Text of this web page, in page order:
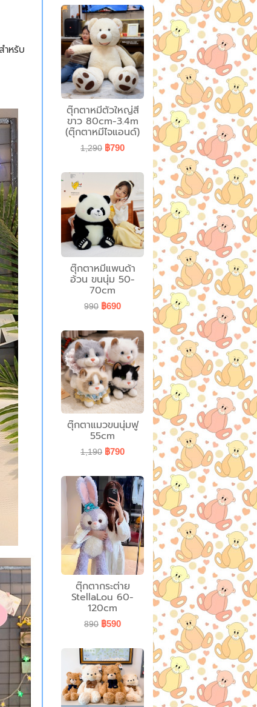
หรับ
ตุ๊กตาหมีตัวใหญ่สี
ขาว 80cm-3.4m
(ตุ๊กตาหมีไจแอนด์)
1,290 ฿790
ตุ๊กตาหมีแพนด้า
อ้วน ขนนุ่ม 50-
70cm
990 ฿690
ตุ๊กตาแมวขนนุ่มฟู
55cm
1,190 ฿790
ตุ๊กตากระต่าย
StellaLou 60-
120cm
890 ฿590